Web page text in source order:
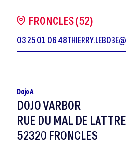
FRONCLES (52)
03 25 01 06 48
Dojo A
DOJO VARBOR
RUE DU MAL DE
52320 FRONCLES